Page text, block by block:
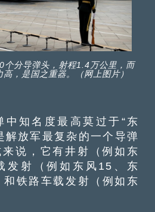
个分导弹头，射程1.4万公里，而
，是国之重器。（网上图片）
知名度最高莫过于“东
解放军最复杂的一个导弹
说，它有井射（例如东
发射（例如东风15、东
铁路车载发射（例如东